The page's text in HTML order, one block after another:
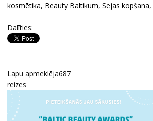
kosmētika, Beauty Baltikum, Sejas kopšana,
Dalīties:
Lapu apmeklēja687
reizes